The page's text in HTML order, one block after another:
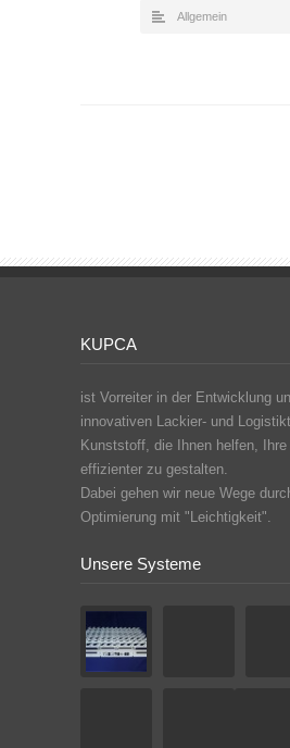
Allgemein
KUPCA
ist Vorreiter in der Entwicklung
innovativen Lackier- und
Kunststoff, die Ihnen helfen,
effizienter zu gestalten.
Dabei gehen wir neue Wege
Optimierung mit "Leichtigkeit".
Unsere Systeme